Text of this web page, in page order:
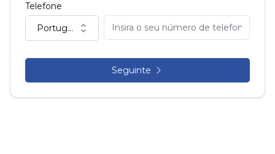
Telefone
Portugal (+351)
Seguinte